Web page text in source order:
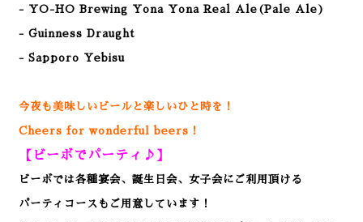
- YO-HO Brewing Yona Yona Real Ale(Pale Ale)
- Guinness Draught
- Sapporo Yebisu
今夜も美味しいビールと楽しいひと時を！
Cheers for wonderful beers！
【ビーボでパーティ♪】
ビーボでは各種宴会、誕生日会、女子会にご利用頂ける
パーティコースもご用意しています！